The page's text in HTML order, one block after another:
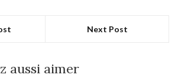
Next Post
aussi aimer